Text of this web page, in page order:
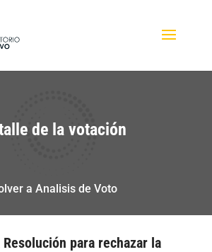
de la votación
a Analisis de Voto
para rechazar la